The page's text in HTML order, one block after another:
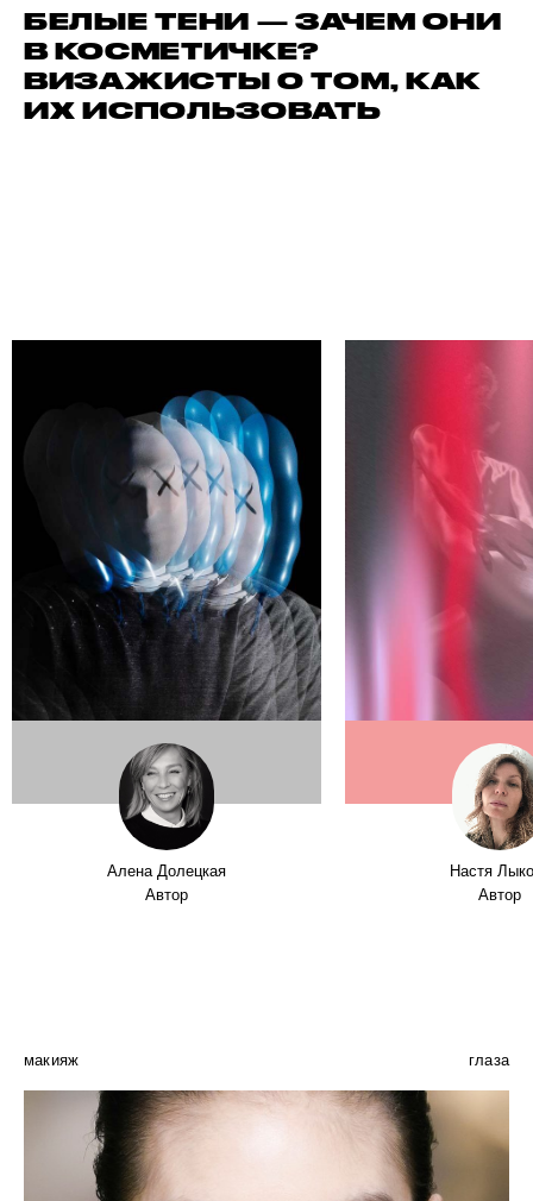
БЕЛЫЕ ТЕНИ — ЗАЧЕМ ОНИ
В КОСМЕТИЧКЕ?
ВИЗАЖИСТЫ О ТОМ, КАК
ИХ ИСПОЛЬЗОВАТЬ
Алена Долецкая
Автор
Настя
Автор
макияж глаза